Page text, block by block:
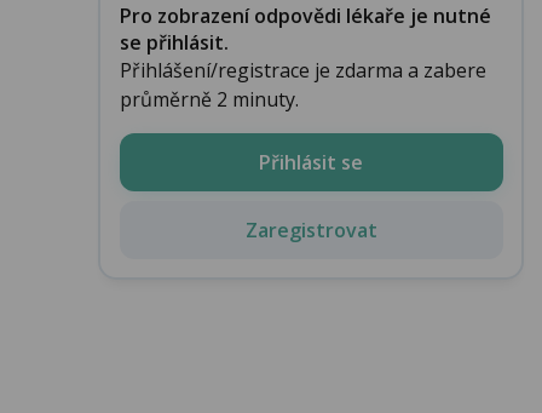
Pro zobrazení odpovědi lékaře je nutné
se přihlásit.
Přihlášení/registrace je zdarma a zabere
průměrně 2 minuty.
Přihlásit se
Zaregistrovat